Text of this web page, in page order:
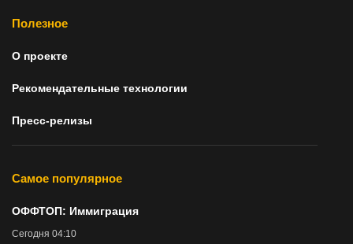
Полезное
О проекте
Рекомендательные технологии
Пресс-релизы
Самое популярное
ОФФТОП: Иммиграция
Сегодня 04:10